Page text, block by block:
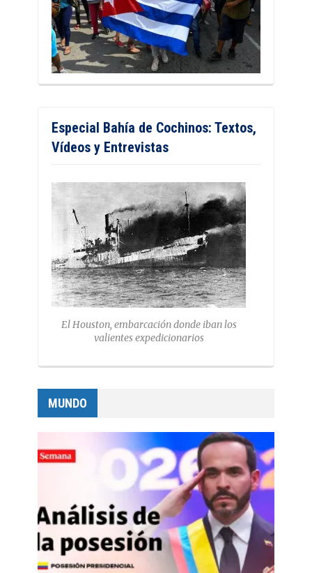
Especial Bahía de Cochinos: Textos,
Vídeos y Entrevistas
El Houston, embarcación donde iban los
valientes expedicionarios
MUNDO